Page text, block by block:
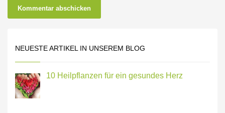
NEUESTE ARTIKEL IN UNSEREM BLOG
10 Heilpflanzen für ein gesundes Herz